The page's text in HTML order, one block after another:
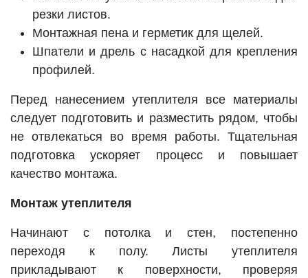
резки листов.
Монтажная пена и герметик для щелей.
Шпатели и дрель с насадкой для крепления
профилей.
Перед нанесением утеплителя все материалы
следует подготовить и разместить рядом, чтобы
не отвлекаться во время работы. Тщательная
подготовка ускоряет процесс и повышает
качество монтажа.
Монтаж утеплителя
Начинают с потолка и стен, постепенно
переходя к полу. Листы утеплителя
прикладывают к поверхности, проверяя